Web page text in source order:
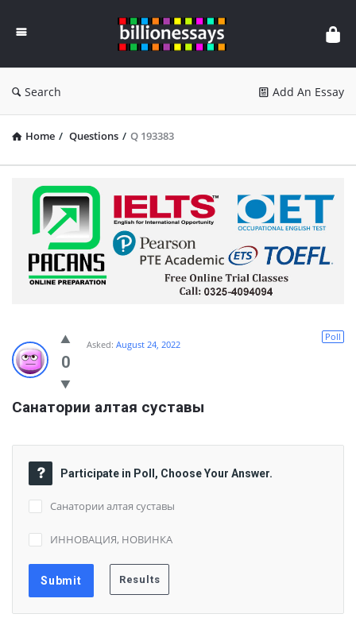
Essays
Search Add An Essay
Home / Questions / Q 193383
0
Poll
Asked: August 24, 2022
Санатории алтая суставы
Participate in Poll, Choose Your Answer.
Санатории алтая суставы
ИННОВАЦИЯ, НОВИНКА